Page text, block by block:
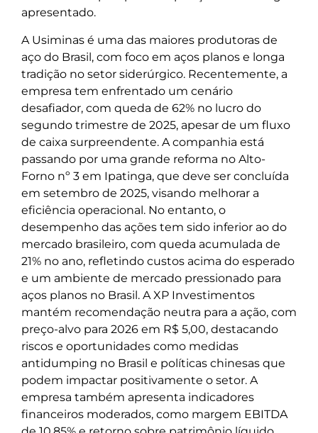
apresentado.
A Usiminas é uma das maiores produtoras de
aço do Brasil, com foco em aços planos e longa
tradição no setor siderúrgico. Recentemente, a
empresa tem enfrentado um cenário
desafiador, com queda de 62% no lucro do
segundo trimestre de 2025, apesar de um fluxo
de caixa surpreendente. A companhia está
passando por uma grande reforma no Alto-
Forno nº 3 em Ipatinga, que deve ser concluída
em setembro de 2025, visando melhorar a
eficiência operacional. No entanto, o
desempenho das ações tem sido inferior ao do
mercado brasileiro, com queda acumulada de
21% no ano, refletindo custos acima do esperado
e um ambiente de mercado pressionado para
aços planos no Brasil. A XP Investimentos
mantém recomendação neutra para a ação, com
preço-alvo para 2026 em R$ 5,00, destacando
riscos e oportunidades como medidas
antidumping no Brasil e políticas chinesas que
podem impactar positivamente o setor. A
empresa também apresenta indicadores
financeiros moderados, como margem EBITDA